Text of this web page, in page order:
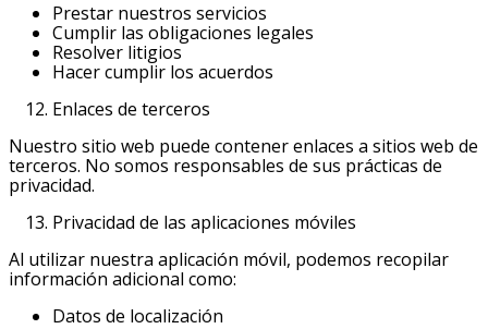
Prestar nuestros servicios
Cumplir las obligaciones legales
Resolver litigios
Hacer cumplir los acuerdos
Enlaces de terceros
Nuestro sitio web puede contener enlaces a sitios web de
terceros. No somos responsables de sus prácticas de
privacidad.
Privacidad de las aplicaciones móviles
Al utilizar nuestra aplicación móvil, podemos recopilar
información adicional como:
Datos de localización